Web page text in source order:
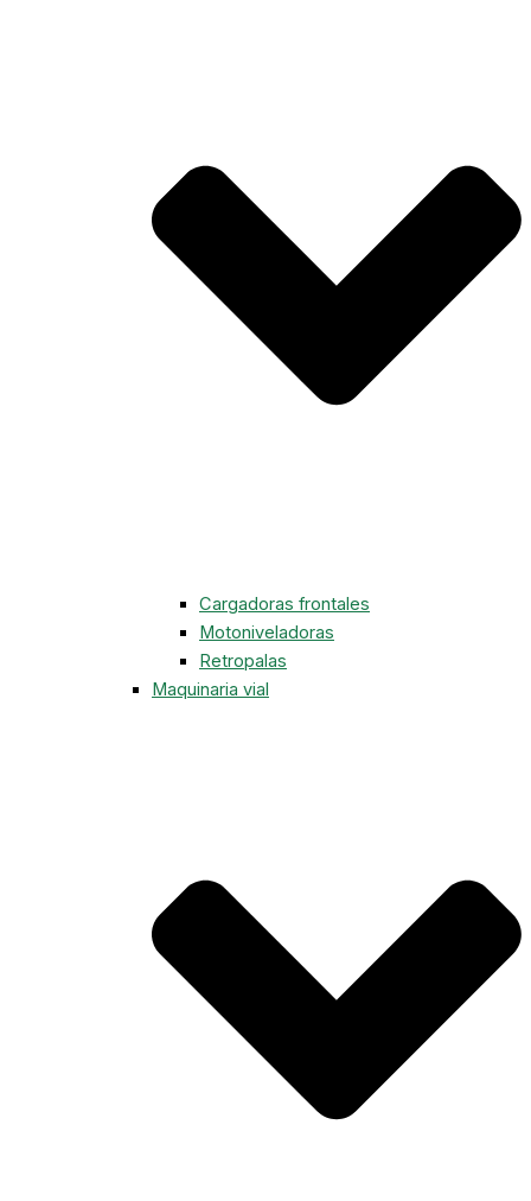
Cargadoras frontales
Motoniveladoras
Retropalas
Maquinaria vial